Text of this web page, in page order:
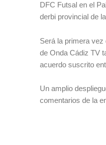
DFC Futsal en el
derbi provincial de
Será la primera
de Onda Cádiz TV
acuerdo suscrito
Un amplio
comentarios de la